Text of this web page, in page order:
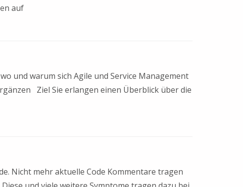
auf
und warum sich Agile und Service Management
Ziel Sie erlangen einen Überblick über die
Nicht mehr aktuelle Code Kommentare tragen